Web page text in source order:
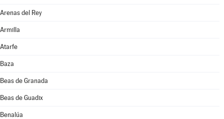
Arenas del Rey
Armilla
Atarfe
Baza
Beas de Granada
Beas de Guadix
Benalúa